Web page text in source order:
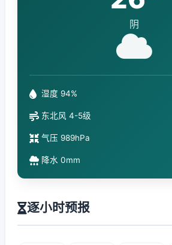
阴
湿度 94%
东北风 4-5级
气压 989hPa
降水 0mm
逐小时预报